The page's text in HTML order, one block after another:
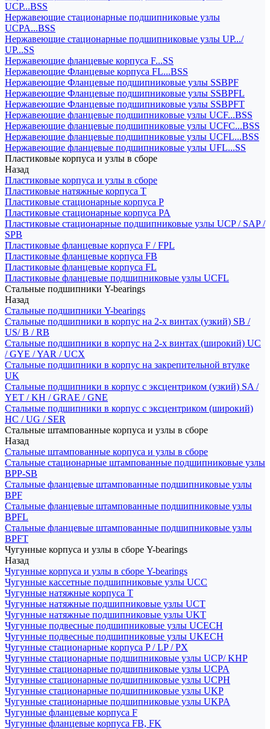
UCP...BSS
Нержавеющие стационарные подшипниковые узлы
UCPA...BSS
Нержавеющие стационарные подшипниковые узлы UP.../
UP...SS
Нержавеющие фланцевые корпуса F...SS
Нержавеющие Фланцевые корпуса FL...BSS
Нержавеющие Фланцевые подшипниковые узлы SSBPF
Нержавеющие Фланцевые подшипниковые узлы SSBPFL
Нержавеющие Фланцевые подшипниковые узлы SSBPFT
Нержавеющие фланцевые подшипниковые узлы UCF...BSS
Нержавеющие фланцевые подшипниковые узлы UCFC...BSS
Нержавеющие фланцевые подшипниковые узлы UCFL...BSS
Нержавеющие фланцевые подшипниковые узлы UFL...SS
Пластиковые корпуса и узлы в сборе
Назад
Пластиковые корпуса и узлы в сборе
Пластиковые натяжные корпуса T
Пластиковые стационарные корпуса P
Пластиковые стационарные корпуса PA
Пластиковые стационарные подшипниковые узлы UCP / SAP /
SPB
Пластиковые фланцевые корпуса F / FPL
Пластиковые фланцевые корпуса FB
Пластиковые фланцевые корпуса FL
Пластиковые фланцевые подшипниковые узлы UCFL
Стальные подшипники Y-bearings
Назад
Стальные подшипники Y-bearings
Стальные подшипники в корпус на 2-х винтах (узкий) SB /
US/ B / RB
Стальные подшипники в корпус на 2-х винтах (широкий) UC
/ GYE / YAR / UCX
Стальные подшипники в корпус на закрепительной втулке
UK
Стальные подшипники в корпус с эксцентриком (узкий) SA /
YET / KH / GRAE / GNE
Стальные подшипники в корпус с эксцентриком (широкий)
HC / UG / SER
Стальные штампованные корпуса и узлы в сборе
Назад
Стальные штампованные корпуса и узлы в сборе
Стальные стационарные штампованные подшипниковые узлы
BPP-SB
Стальные фланцевые штампованные подшипниковые узлы
BPF
Стальные фланцевые штампованные подшипниковые узлы
BPFL
Стальные фланцевые штампованные подшипниковые узлы
BPFT
Чугунные корпуса и узлы в сборе Y-bearings
Назад
Чугунные корпуса и узлы в сборе Y-bearings
Чугунные кассетные подшипниковые узлы UCC
Чугунные натяжные корпуса T
Чугунные натяжные подшипниковые узлы UCT
Чугунные натяжные подшипниковые узлы UKT
Чугунные подвесные подшипниковые узлы UCECH
Чугунные подвесные подшипниковые узлы UKECH
Чугунные стационарные корпуса P / LP / PX
Чугунные стационарные подшипниковые узлы UCP/ KHP
Чугунные стационарные подшипниковые узлы UCPA
Чугунные стационарные подшипниковые узлы UCPH
Чугунные стационарные подшипниковые узлы UKP
Чугунные стационарные подшипниковые узлы UKPA
Чугунные фланцевые корпуса F
Чугунные фланцевые корпуса FB, FK